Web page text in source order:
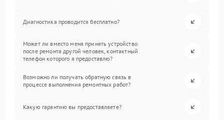
Диагностика проводится бесплатно?
Может ли вместо меня принять устройство
после ремонта другой человек, контактный
телефон которого я предоставлю?
Возможно ли получать обратную связь в
процессе выполнения ремонтных работ?
Какую гарантию вы предоставляете?